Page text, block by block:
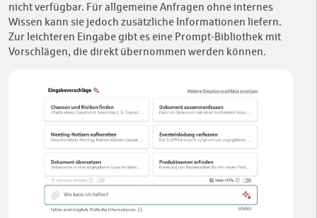
nicht verfügbar. Für allgemeine Anfragen ohne internes
Wissen kann sie jedoch zusätzliche Informationen liefern.
Zur leichteren Eingabe gibt es eine Prompt-Bibliothek mit
Vorschlägen, die direkt übernommen werden können.